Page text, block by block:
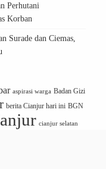
Perhutani
Korban
Surade dan Ciemas,
aspirasi warga Badan Gizi
berita Cianjur hari ini BGN
cianjur selatan